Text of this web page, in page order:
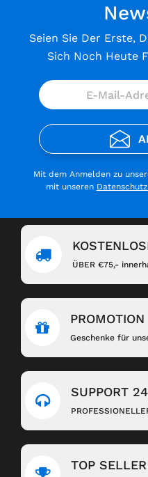
Seien Sie Der Erste,
Sich Noch Heute
Mit dem Anmelden zu
mit unseren
ÜBER €75,-
PROMOTION
Geschenke für
SUPPORT
TOP SELLER